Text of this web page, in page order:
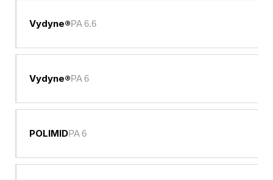
Vydyne®PA 6.6
Vydyne®PA 6
POLIMIDPA 6